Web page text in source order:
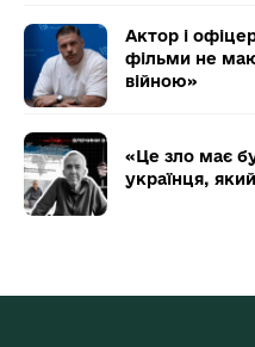
Актор і
фільми не
війною»
«Це зло має
українця,